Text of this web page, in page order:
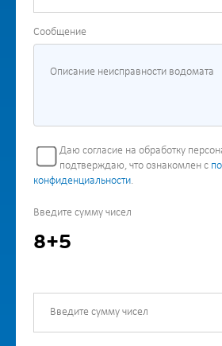
Сообщение
Даю согласие на обработку
подтверждаю, что ознакомлен с
конфиденциальности.
Введите сумму чисел
8+5